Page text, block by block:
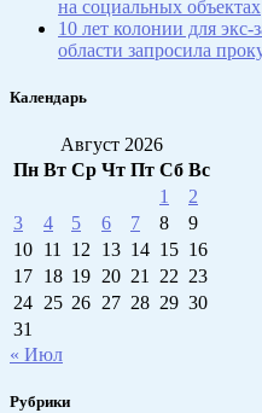
на социальных объектах
10 лет колонии для
области запросила
Календарь
Август 2026
Пн Вт Ср Чт Пт Сб Вс
1
2
3
4 5 6 7 8
9
10 11 12 13 14 15 16
17 18 19 20 21 22 23
24 25 26 27 28 29 30
31
« Июл
Рубрики